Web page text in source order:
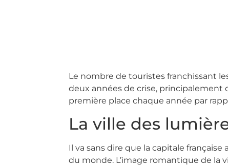
Le nombre de touristes franchissant
deux années de crise, principalement
première place chaque année par
La ville des
Il va sans dire que la capitale
du monde. L’image romantique de la